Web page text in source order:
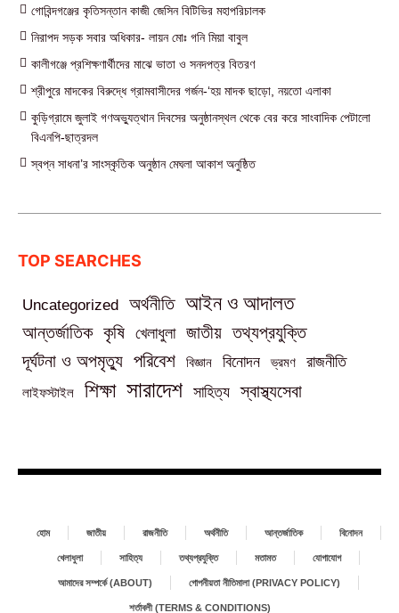
গোবিন্দগঞ্জের কৃতিসন্তান কাজী জেসিন বিটিভির মহাপরিচালক
নিরাপদ সড়ক সবার অধিকার- লায়ন মোঃ গনি মিয়া বাবুল
কালীগঞ্জে প্রশিক্ষণার্থীদের মাঝে ভাতা ও সনদপত্র বিতরণ
শ্রীপুরে মাদকের বিরুদ্ধে গ্রামবাসীদের গর্জন-‘হয় মাদক ছাড়ো, নয়তো এলাকা
কুড়িগ্রামে জুলাই গণঅভ্যুত্থান দিবসের অনুষ্ঠানস্থল থেকে বের করে সাংবাদিক পেটালো
বিএনপি-ছাত্রদল
স্বপ্ন সাধনা’র সাংস্কৃতিক অনুষ্ঠান মেঘলা আকাশ অনুষ্ঠিত
TOP SEARCHES
Uncategorized অর্থনীতি আইন ও আদালত
আন্তর্জাতিক কৃষি খেলাধুলা জাতীয় তথ্যপ্রযুক্তি
দূর্ঘটনা ও অপমৃত্যু পরিবেশ বিজ্ঞান বিনোদন ভ্রমণ রাজনীতি
লাইফস্টাইল শিক্ষা সারাদেশ সাহিত্য স্বাস্থ্যসেবা
হোম জাতীয় রাজনীতি অর্থনীতি আন্তর্জাতিক বিনোদন
খেলাধুলা সাহিত্য তথ্যপ্রযুক্তি মতামত যোগাযোগ
আমাদের সম্পর্কে (ABOUT) গোপনীয়তা নীতিমালা (PRIVACY POLICY)
শর্তাবলী (TERMS & CONDITIONS)